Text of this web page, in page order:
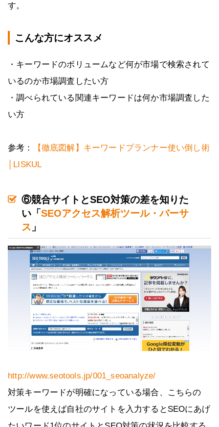
す。
こんな方にオススメ
・キーワードのボリュームなど何が市場で検索されて
いるのか市場調査したい方
・調べられている関連キーワードは何か市場調査した
い方
参考：
【徹底図解】キーワードプランナー使い倒し術
│LISKUL
⑥競合サイトとSEO対策の差を知りた
い「 SEOアクセス解析ツール・バーサ
ス 」
http://www.seotools.jp/001_seoanalyze/
対策キーワードが明確になっている場合、こちらの
ツールを使えば自社のサイトを入力するとSEOにあげ